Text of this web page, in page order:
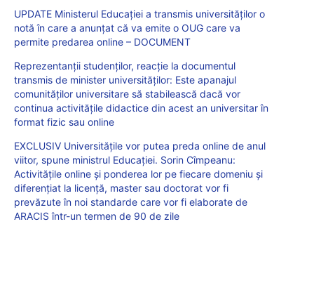
UPDATE Ministerul Educației a transmis universităților o
notă în care a anunțat că va emite o OUG care va
permite predarea online – DOCUMENT
Reprezentanții studenților, reacție la documentul
transmis de minister universităților: Este apanajul
comunităților universitare să stabilească dacă vor
continua activitățile didactice din acest an universitar în
format fizic sau online
EXCLUSIV Universitățile vor putea preda online de anul
viitor, spune ministrul Educației. Sorin Cîmpeanu:
Activitățile online și ponderea lor pe fiecare domeniu și
diferențiat la licență, master sau doctorat vor fi
prevăzute în noi standarde care vor fi elaborate de
ARACIS într-un termen de 90 de zile